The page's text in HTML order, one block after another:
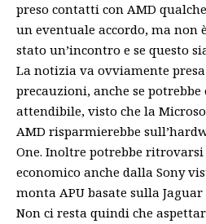
preso contatti con AMD
un eventuale accordo, ma non
stato un’incontro e se questo
La notizia va ovviamente
precauzioni, anche se potrebbe
attendibile, visto che la
AMD risparmierebbe
One. Inoltre potrebbe
economico anche dalla Sony
monta APU basate sulla Jaguar
Non ci resta quindi che